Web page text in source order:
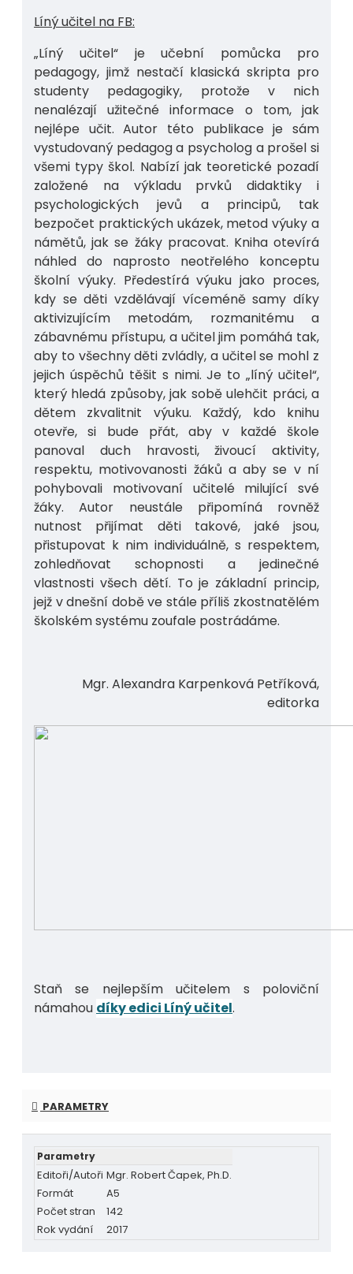
Líný učitel na FB:
„Líný učitel“ je učební pomůcka pro
pedagogy, jimž nestačí klasická skripta pro
studenty pedagogiky, protože v nich
nenalézají užitečné informace o tom, jak
nejlépe učit. Autor této publikace je sám
vystudovaný pedagog a psycholog a prošel si
všemi typy škol. Nabízí jak teoretické pozadí
založené na výkladu prvků didaktiky i
psychologických jevů a principů, tak
bezpočet praktických ukázek, metod výuky a
námětů, jak se žáky pracovat. Kniha otevírá
náhled do naprosto neotřelého konceptu
školní výuky. Předestírá výuku jako proces,
kdy se děti vzdělávají víceméně samy díky
aktivizujícím metodám, rozmanitému a
zábavnému přístupu, a učitel jim pomáhá tak,
aby to všechny děti zvládly, a učitel se mohl z
jejich úspěchů těšit s nimi. Je to „líný učitel“,
který hledá způsoby, jak sobě ulehčit práci, a
dětem zkvalitnit výuku. Každý, kdo knihu
otevře, si bude přát, aby v každé škole
panoval duch hravosti, živoucí aktivity,
respektu, motivovanosti žáků a aby se v ní
pohybovali motivovaní učitelé milující své
žáky. Autor neustále připomíná rovněž
nutnost přijímat děti takové, jaké jsou,
přistupovat k nim individuálně, s respektem,
zohledňovat schopnosti a jedinečné
vlastnosti všech dětí. To je základní princip,
jejž v dnešní době ve stále příliš zkostnatělém
školském systému zoufale postrádáme.
Mgr. Alexandra Karpenková Petříková,
editorka
Staň se nejlepším učitelem s poloviční
námahou díky edici Líný učitel.
PARAMETRY
Parametry
Editoři/Autoři Mgr. Robert Čapek, Ph.D.
Formát
A5
Počet stran
142
Rok vydání
2017